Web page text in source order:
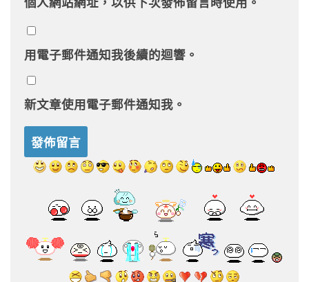
用電子郵件通知我後續的迴響。
新文章使用電子郵件通知我。